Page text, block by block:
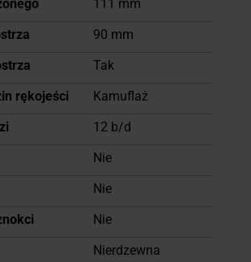
111 mm
90 mm
Tak
rękojeści
Kamuflaż
12 b/d
Nie
Nie
Nie
Nierdzewna